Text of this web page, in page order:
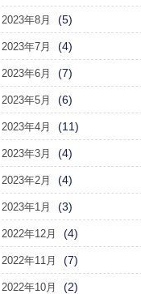
2023年8月 (5)
2023年7月 (4)
2023年6月 (7)
2023年5月 (6)
2023年4月 (11)
2023年3月 (4)
2023年2月 (4)
2023年1月 (3)
2022年12月 (4)
2022年11月 (7)
2022年10月 (2)